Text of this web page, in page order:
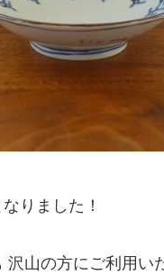
りました！
山の方にご利用い